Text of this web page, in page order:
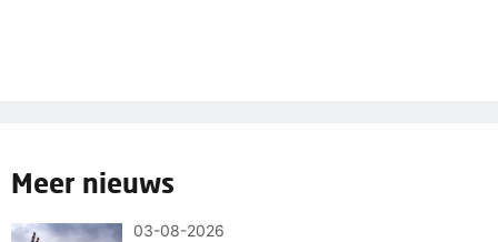
Meer nieuws
03-08-2026